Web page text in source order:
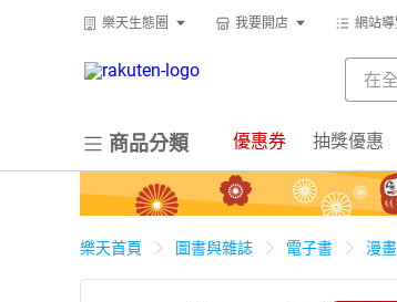
樂天生態圈 我要開店 網站
商品分類 優惠券 抽獎優惠
樂天首頁 圖書與雜誌 電子書 漫